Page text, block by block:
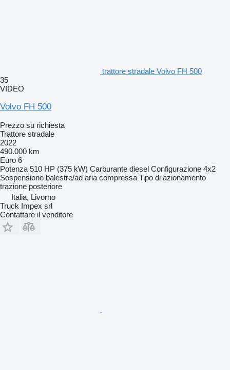
trattore stradale Volvo FH 500
35
VIDEO
Volvo FH 500
Prezzo su richiesta
Trattore stradale
2022
490.000 km
Euro 6
Potenza 510 HP (375 kW) Carburante diesel Configurazione 4x2
Sospensione balestre/ad aria compressa Tipo di azionamento
trazione posteriore
Italia, Livorno
Truck Impex srl
Contattare il venditore